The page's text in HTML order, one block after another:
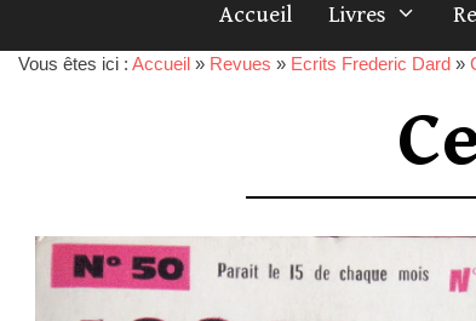
Accueil Livres
Vous êtes ici : Accueil » Revues » Ecrits Frederic Dard »